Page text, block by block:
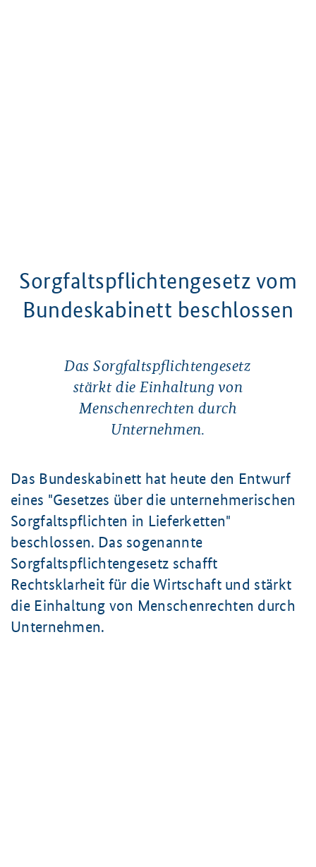
Sorgfaltspflichtengesetz vom
Bundeskabinett beschlossen
Das Sorgfaltspflichtengesetz
stärkt die Einhaltung von
Menschenrechten durch
Unternehmen.
Das Bundeskabinett hat heute den Entwurf
eines "Gesetzes über die unternehmerischen
Sorgfaltspflichten in Lieferketten"
beschlossen. Das sogenannte
Sorgfaltspflichtengesetz schafft
Rechtsklarheit für die Wirtschaft und stärkt
die Einhaltung von Menschenrechten durch
Unternehmen.